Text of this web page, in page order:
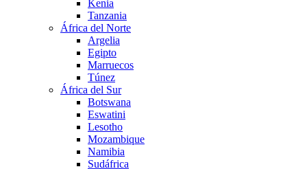
Kenia
Tanzania
África del Norte
Argelia
Egipto
Marruecos
Túnez
África del Sur
Botswana
Eswatini
Lesotho
Mozambique
Namibia
Sudáfrica